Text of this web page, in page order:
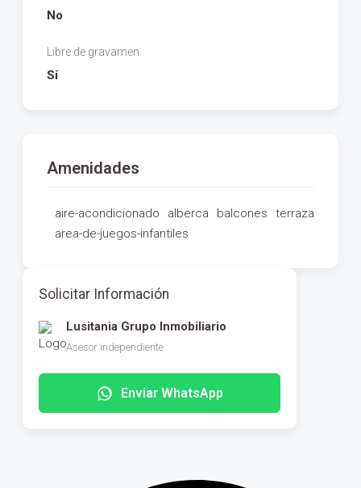
No
Libre de gravamen
Sí
Amenidades
aire-acondicionado alberca balcones
terraza
area-de-juegos-infantiles
Solicitar Información
Lusitania Grupo Inmobiliario
Asesor independiente
Enviar WhatsApp